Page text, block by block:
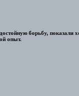
борьбу,
опыт.